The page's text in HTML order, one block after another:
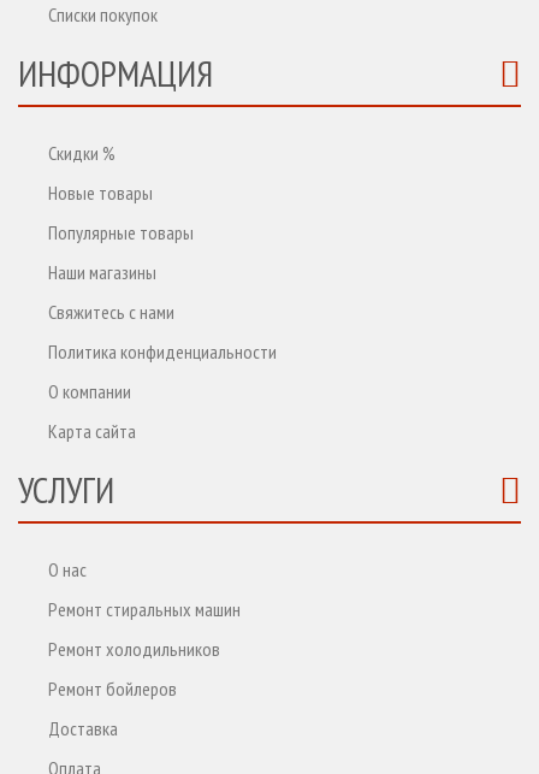
Списки покупок
ИНФОРМАЦИЯ
Скидки %
Новые товары
Популярные товары
Наши магазины
Свяжитесь с нами
Политика конфиденциальности
О компании
Карта сайта
УСЛУГИ
О нас
Ремонт стиральных машин
Ремонт холодильников
Ремонт бойлеров
Доставка
Оплата